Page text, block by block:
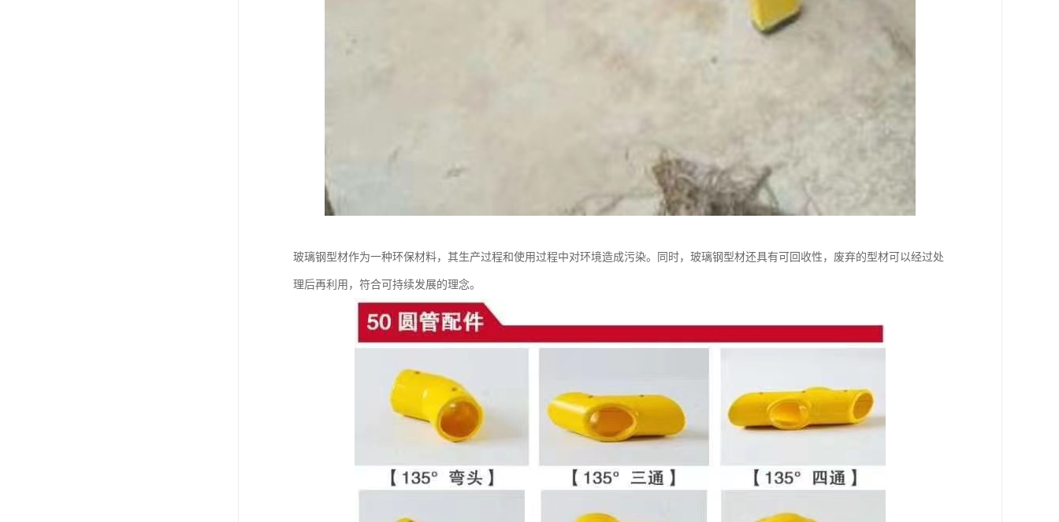
玻璃钢型材作为一种环保材料，其生产过程和使用过程中对环境造成污染。同时，玻璃钢型材还具有可回收性，废弃的型材可以经过处
理后再利用，符合可持续发展的理念。